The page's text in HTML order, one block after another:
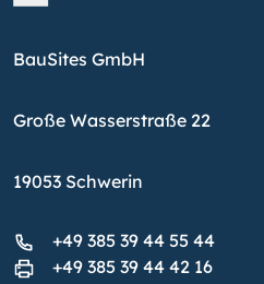
BauSites GmbH
Große Wasserstraße 22
19053 Schwerin
+49 385 39 44 55 44
+49 385 39 44 42 16